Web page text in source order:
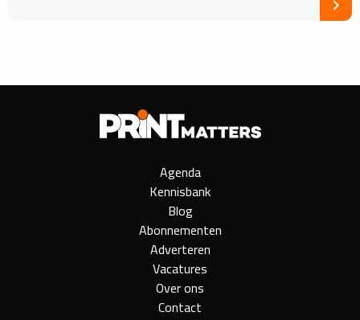
Agenda
Kennisbank
Blog
Abonnementen
Adverteren
Vacatures
Over ons
Contact